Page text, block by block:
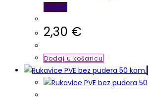
pogled
2,30 €
Dodaj u košaricu